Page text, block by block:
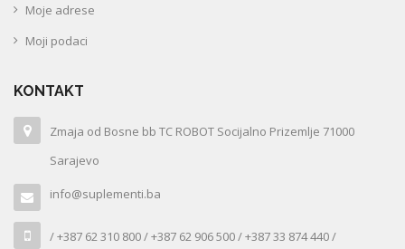
Moje adrese
Moji podaci
KONTAKT
Zmaja od Bosne bb TC ROBOT Socijalno Prizemlje 71000
Sarajevo
info@suplementi.ba
/ +387 62 310 800 / +387 62 906 500 / +387 33 874 440 /